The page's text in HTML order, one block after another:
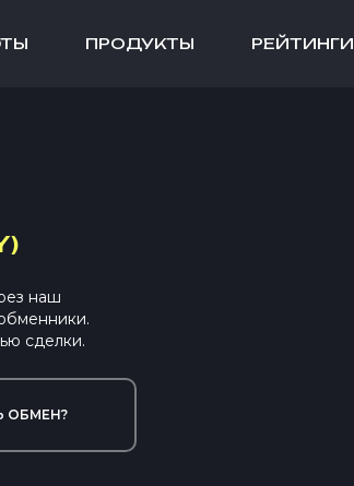
ПРОДУКТЫ РЕЙТИНГИ
наш
сделки.
ОБМЕН?